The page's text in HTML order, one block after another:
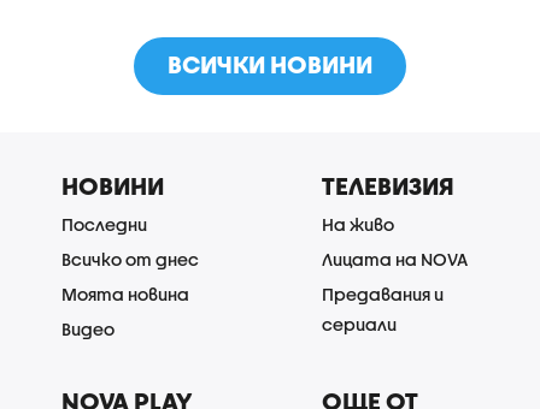
ВСИЧКИ НОВИНИ
НОВИНИ
Последни
Всичко от днес
Моята новина
Видео
ТЕЛЕВИЗИЯ
На живо
Лицата на NOVA
Предавания и
сериали
NOVA PLAY
ОЩЕ ОТ